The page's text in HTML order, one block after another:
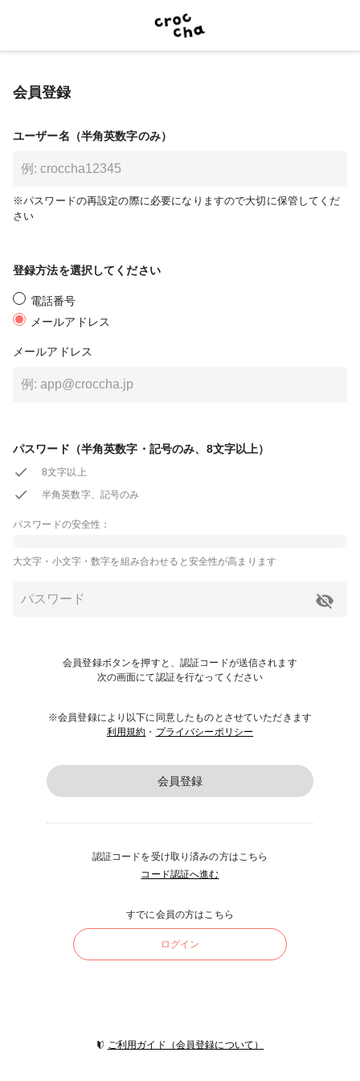
会員登録
ユーザー名（半角英数字のみ）
※パスワードの再設定の際に必要になりますので大切に保管してくだ
さい
登録方法を選択してください
電話番号
メールアドレス
メールアドレス
パスワード（半角英数字・記号のみ、8文字以上）
8文字以上
半角英数字、記号のみ
パスワードの安全性：
大文字・小文字・数字を組み合わせると安全性が高まります
会員登録ボタンを押すと、認証コードが送信されます
次の画面にて認証を行なってください
※会員登録により以下に同意したものとさせていただきます
利用規約 ・ プライバシーポリシー
会員登録
認証コードを受け取り済みの方はこちら
コード認証へ進む
すでに会員の方はこちら
ログイン
ご利用ガイド（会員登録について）